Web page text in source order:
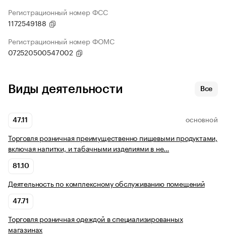
Регистрационный номер ФСС
1172549188
Регистрационный номер ФОМС
072520500547002
Виды деятельности Все
47.11 ОСНОВНОЙ
Торговля розничная преимущественно пищевыми продуктами,
включая напитки, и табачными изделиями в не…
81.10
Деятельность по комплексному обслуживанию помещений
47.71
Торговля розничная одеждой в специализированных
магазинах